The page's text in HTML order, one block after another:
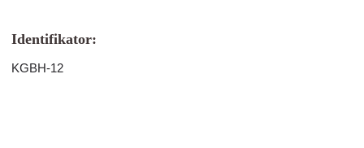
Identifikator:
KGBH-12